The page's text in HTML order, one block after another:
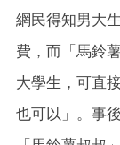
網民得知男大
費，而「馬鈴
大學生，可直
也可以」。事